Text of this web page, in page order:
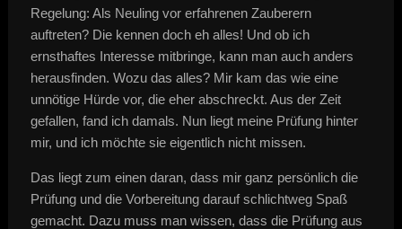
Regelung: Als Neuling vor erfahrenen Zauberern
auftreten? Die kennen doch eh alles! Und ob ich
ernsthaftes Interesse mitbringe, kann man auch anders
herausfinden. Wozu das alles? Mir kam das wie eine
unnötige Hürde vor, die eher abschreckt. Aus der Zeit
gefallen, fand ich damals. Nun liegt meine Prüfung hinter
mir, und ich möchte sie eigentlich nicht missen.
Das liegt zum einen daran, dass mir ganz persönlich die
Prüfung und die Vorbereitung darauf schlichtweg Spaß
gemacht. Dazu muss man wissen, dass die Prüfung aus